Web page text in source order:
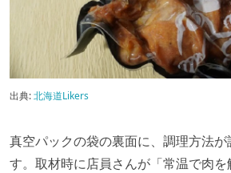
出典:北海道Likers
真空パックの袋の裏面に、調理方法が
す。取材時に店員さんが「常温で肉